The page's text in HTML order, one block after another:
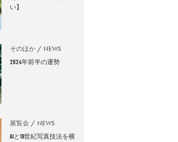
い】
そのほか NEWS
2024年前半の運勢
展覧会 NEWS
AIと19世紀写真技法を横